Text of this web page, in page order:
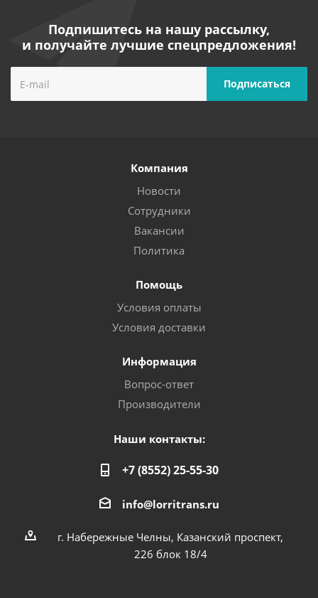
Подпишитесь на нашу рассылку,
и получайте лучшие спецпредложения!
Компания
Новости
Сотрудники
Вакансии
Политика
Помощь
Условия оплаты
Условия доставки
Информация
Вопрос-ответ
Производители
Наши контакты:
+7 (8552) 25-55-30
info@lorritrans.ru
г. Набережные Челны, Казанский проспект,
226 блок 18/4